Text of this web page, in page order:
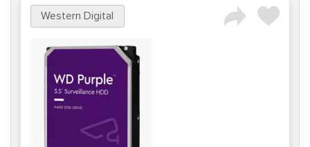
Western Digital